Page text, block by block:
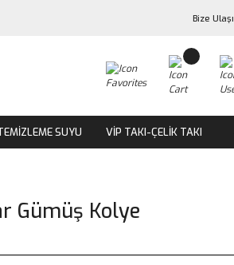
Bize
SUYU VİP TAKI-ÇELİK TAKI
Gümüş Kolye